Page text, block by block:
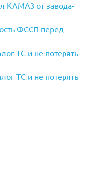
КАМАЗ от завода-
ФССП перед
ТС и не потерять
ТС и не потерять